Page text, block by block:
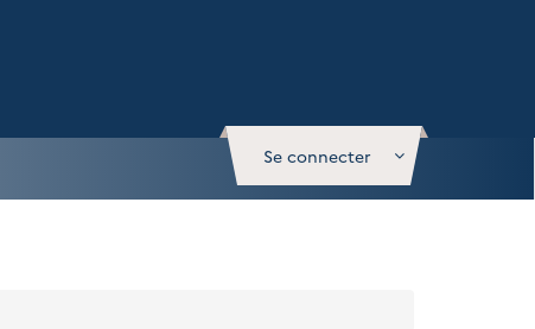
Se connecter